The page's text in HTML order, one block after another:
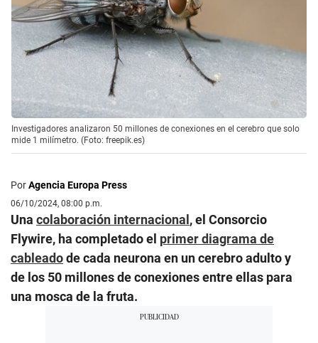
Investigadores analizaron 50 millones de conexiones en el cerebro que solo
mide 1 milímetro. (Foto: freepik.es)
PorAgencia Europa Press
06/10/2024, 08:00 p.m.
Una colaboración internacional, el Consorcio
Flywire, ha completado el primer diagrama de
cableadode cada neurona en un cerebro adulto y
de los 50 millones de conexiones entre ellas para
una mosca de la fruta.